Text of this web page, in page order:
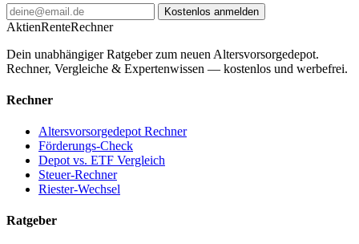
Kostenlos anmelden
AktienRenteRechner
Dein unabhängiger Ratgeber zum neuen Altersvorsorgedepot.
Rechner, Vergleiche & Expertenwissen — kostenlos und werbefrei.
Rechner
Altersvorsorgedepot Rechner
Förderungs-Check
Depot vs. ETF Vergleich
Steuer-Rechner
Riester-Wechsel
Ratgeber